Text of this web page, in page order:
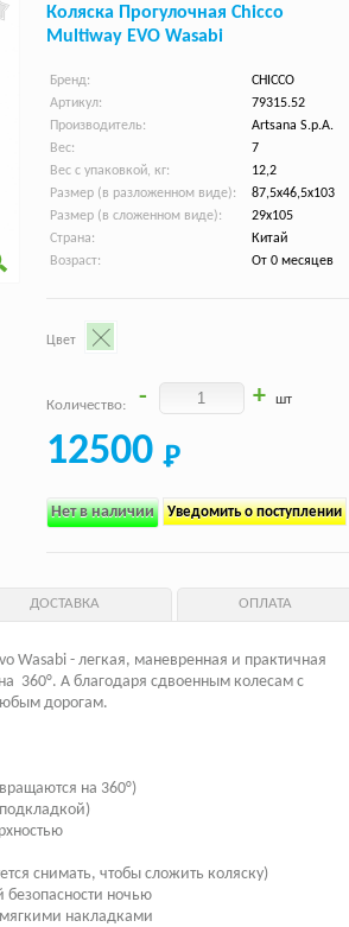
Коляска Прогулочная Chicco
Multiway EVO Wasabi
Бренд:
CHICCO
Артикул:
79315.52
Производитель:
Artsana S.p.A.
Вес:
7
Вес с упаковкой, кг:
12,2
Размер (в разложенном виде):
87,5х46,5х103
Размер (в сложенном виде):
29x105
Страна:
Китай
Возраст:
От 0 месяцев
Цвет
Количество: - + шт
12500
Нет в наличии Уведомить о поступлении
ДОСТАВКА ОПЛАТА
Wasabi - легкая, маневренная и практичная
360°. А благодаря сдвоенным колесам с
дорогам.
на 360°)
снимать, чтобы сложить коляску)
ночью
накладками